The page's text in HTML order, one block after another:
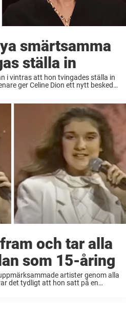
smärtsamma
ställa in
i vintras att hon tvingades ställa in
ger Celine Dion ett nytt besked
och tar alla
som 15-åring
artister genom alla
det tydligt att hon satt på en